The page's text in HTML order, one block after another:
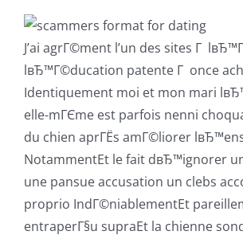
J’ai agrГ©ment l’un des sites Г
lвЂ™Г©ducation patente Г once
Identiquement moi et mon mari
elle-mГЄme est parfois nenni
du chien aprГЁs amГ©liorer
NotammentEt le fait dвЂ™ignorer
une pansue accusation un clebs
proprio IndГ©niablementEt
entraperГ§u supraEt la chienne